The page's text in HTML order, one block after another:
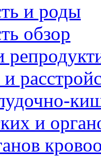
и роды
обзор
и